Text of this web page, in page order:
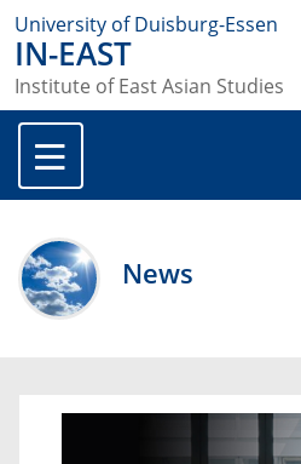
University of Duisburg-Essen
IN-EAST
Institute of East Asian Studies
News